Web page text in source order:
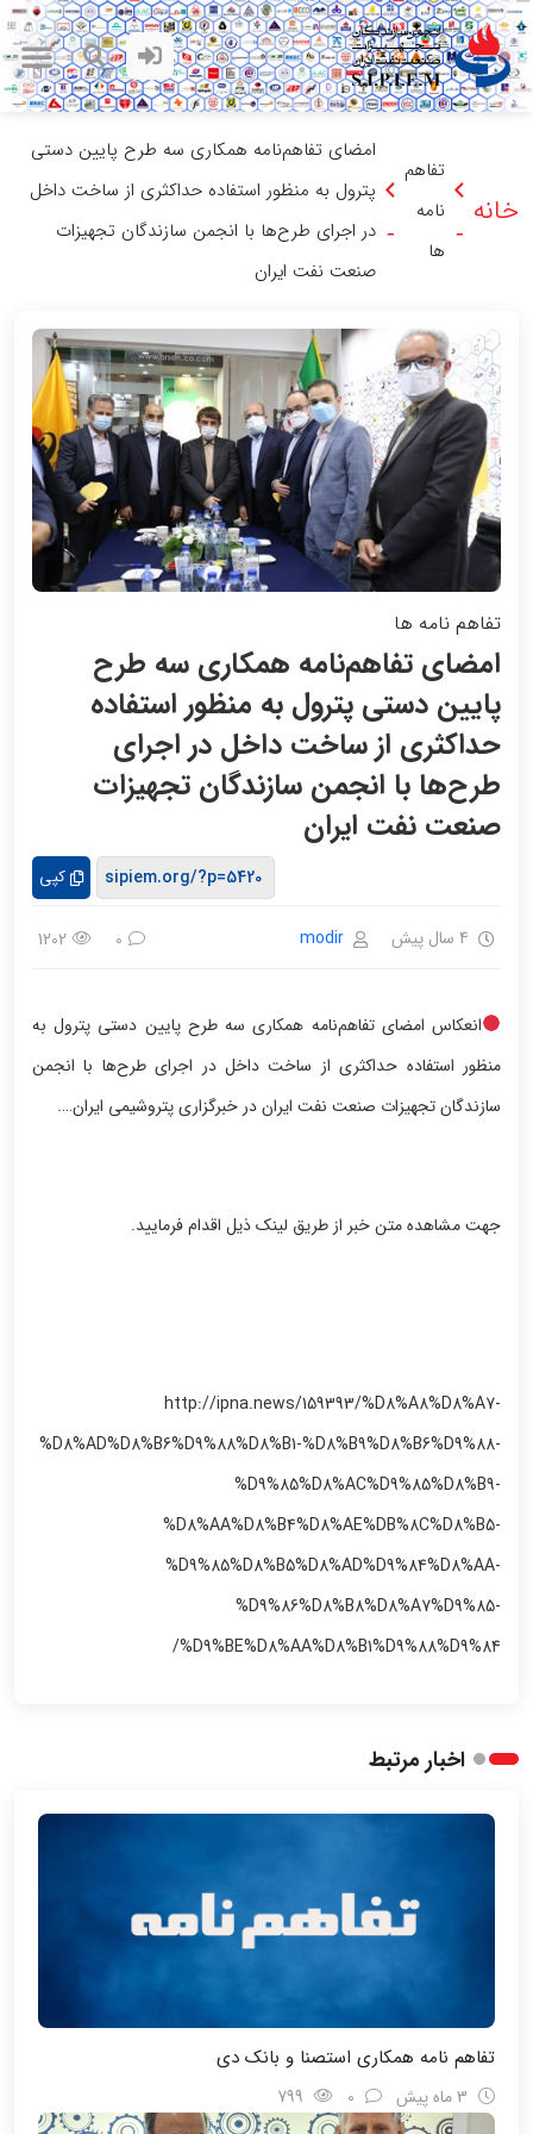
خانه -
تفاهم
نامه
ها
-
امضای تفاهم‌نامه همکاری سه طرح پایین دستی
پترول به منظور استفاده حداکثری از ساخت داخل
در اجرای طرح‌ها با انجمن سازندگان تجهیزات
صنعت نفت ایران
تفاهم نامه ها
امضای تفاهم‌نامه همکاری سه طرح
پایین دستی پترول به منظور استفاده
حداکثری از ساخت داخل در اجرای
طرح‌ها با انجمن سازندگان تجهیزات
صنعت نفت ایران
کپی
4 سال پیش modir
0
1202
انعکاس امضای تفاهم‌نامه همکاری سه طرح پایین دستی پترول به
منظور استفاده حداکثری از ساخت داخل در اجرای طرح‌ها با انجمن
سازندگان تجهیزات صنعت نفت ایران در خبرگزاری پتروشیمی ایران….
جهت مشاهده متن خبر از طریق لینک ذیل اقدام فرمایید.
http://ipna.news/159393/%D8%A8%D8%A7-
%D8%AD%D8%B6%D9%88%D8%B1-%D8%B9%D8%B6%D9%88-
%D9%85%D8%AC%D9%85%D8%B9-
%D8%AA%D8%B4%D8%AE%DB%8C%D8%B5-
%D9%85%D8%B5%D8%AD%D9%84%D8%AA-
%D9%86%D8%B8%D8%A7%D9%85-
%D9%BE%D8%AA%D8%B1%D9%88%D9%84/
اخبار مرتبط
تفاهم نامه همکاری استصنا و بانک دی